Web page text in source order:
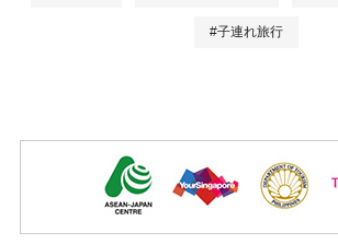
#子連れ旅行